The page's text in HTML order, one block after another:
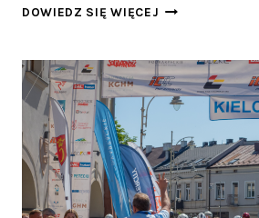
DOWIEDZ SIĘ WIĘCEJ „ZŁOTA
10-
LECIE
ISTNIENIA!